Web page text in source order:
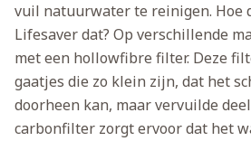
vuil natuurwater te reinigen. Hoe
Lifesaver dat? Op verschillende
met een hollowfibre filter. Deze
gaatjes die zo klein zijn, dat het
doorheen kan, maar vervuilde
carbonfilter zorgt ervoor dat het